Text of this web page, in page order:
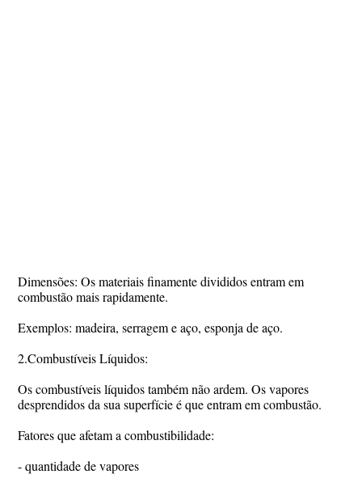
Dimensões: Os materiais finamente divididos entram em
combustão mais rapidamente.
Exemplos: madeira, serragem e aço, esponja de aço.
2.Combustíveis Líquidos:
Os combustíveis líquidos também não ardem. Os vapores
desprendidos da sua superfície é que entram em combustão.
Fatores que afetam a combustibilidade:
- quantidade de vapores